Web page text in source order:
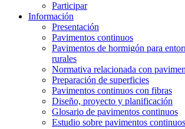
Participar
Información
Presentación
Pavimentos continuos
Pavimentos de hormigón para
rurales
Normativa relacionada con
Preparación de superficies
Pavimentos continuos con fibras
Diseño, proyecto y planificación
Glosario de pavimentos continuos
Estudio sobre pavimentos continuos